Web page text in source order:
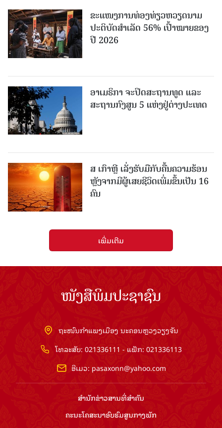
ຂະ​ແໜງ​ການ​ທ່ອງ​ທ່ຽວຫວຽດນາມ ​
ປະ​ຕິ​ບັດ​ສຳ​ເລັດ 56% ເປົ້າ​ໝາຍຂອງ
ປີ 2026
ອາເມຣິກາ ຈະປິດສະຖານທູດ ແ​ລະ
ສະຖານກົງສູນ 5 ແຫ່ງ​ຢູ່​ຕ່າງ​ປະ​ເທດ
ສ ເກົາຫຼີ ເລັ່ງຮັບມືກັບຄື້ນຄວາມຮ້ອນ
ຫຼັງຈາກມີຜູ້ເສຍຊີວິດເພີ່ມຂຶ້ນເປັນ 16
ຄົນ
ເພີ່ມເຕີມ
ໜັງສືພິມປະຊາຊົນ
ຖະໜົນກຳແພງເມືອງ ນະຄອນຫຼວງວຽງຈັນ
ໂທລະສັບ: 021336111 - ແຟັກ: 021336113
ອີເມວ: pasaxonn@yahoo.com
ສຳ​ນັກ​ຂ່າວ​ສານ​ທີ່​ສຳ​ຄັນ​
ຄະນະໂຄສະນາອົບຮົມ​ສູນ​ກາງ​ພັກ